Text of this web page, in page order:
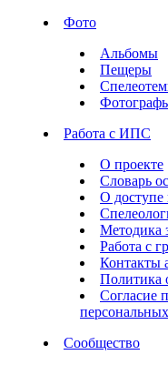
Фото
Альбомы
Пещеры
Работа с ИПС
О проекте
Словарь
О
Методика
Работа с
Контакты
Политика
Согласие
Сообщество